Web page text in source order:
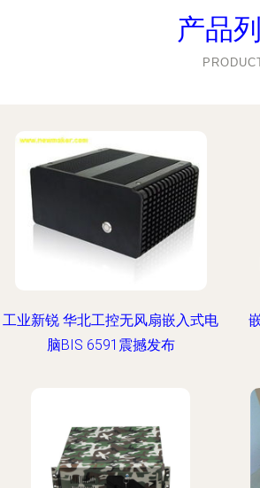
产品
工业新锐 华北工控无风扇嵌入式电
脑BIS 6591震撼发布